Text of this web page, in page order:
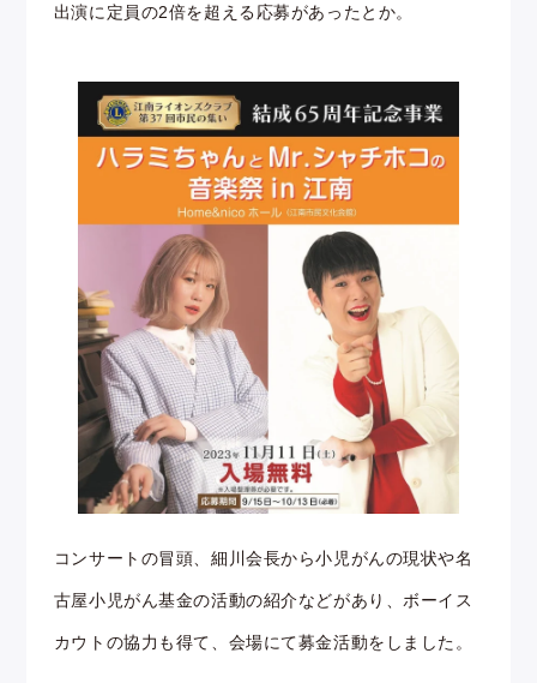
出演に定員の2倍を超える応募があったとか。
コンサートの冒頭、細川会長から小児がんの現状や名
古屋小児がん基金の活動の紹介などがあり、ボーイス
カウトの協力も得て、会場にて募金活動をしました。